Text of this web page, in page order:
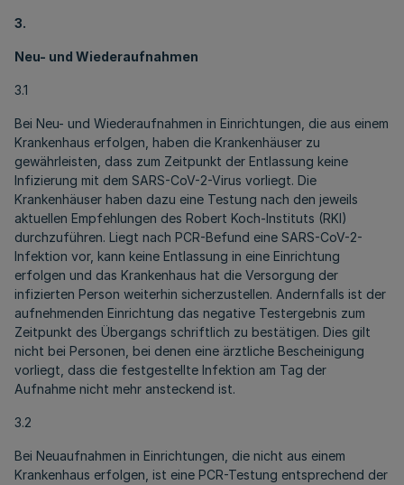
3.
Neu- und Wiederaufnahmen
3.1
Bei Neu- und Wiederaufnahmen in Einrichtungen, die aus einem
Krankenhaus erfolgen, haben die Krankenhäuser zu
gewährleisten, dass zum Zeitpunkt der Entlassung keine
Infizierung mit dem SARS-CoV-2-Virus vorliegt. Die
Krankenhäuser haben dazu eine Testung nach den jeweils
aktuellen Empfehlungen des Robert Koch-Instituts (RKI)
durchzuführen. Liegt nach PCR-Befund eine SARS-CoV-2-
Infektion vor, kann keine Entlassung in eine Einrichtung
erfolgen und das Krankenhaus hat die Versorgung der
infizierten Person weiterhin sicherzustellen. Andernfalls ist der
aufnehmenden Einrichtung das negative Testergebnis zum
Zeitpunkt des Übergangs schriftlich zu bestätigen. Dies gilt
nicht bei Personen, bei denen eine ärztliche Bescheinigung
vorliegt, dass die festgestellte Infektion am Tag der
Aufnahme nicht mehr ansteckend ist.
3.2
Bei Neuaufnahmen in Einrichtungen, die nicht aus einem
Krankenhaus erfolgen, ist eine PCR-Testung entsprechend der